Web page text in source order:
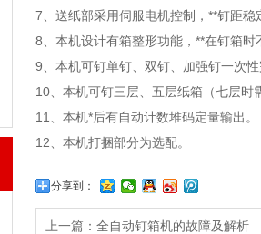
7、送纸部采用伺服电机控制，**钉距稳
8、本机设计有箱整形功能，**在钉箱时
9、本机可钉单钉、双钉、加强钉一次性
10、本机可钉三层、五层纸箱（七层时
11、本机*后有自动计数堆码定量输出。
12、本机打捆部分为选配。
分享到：
上一篇： 全自动钉箱机的故障及解析